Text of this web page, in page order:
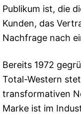
Publikum ist, die
Kunden, das
Nachfrage nach
Bereits 1972
Total-Western
transformativen
Marke ist im